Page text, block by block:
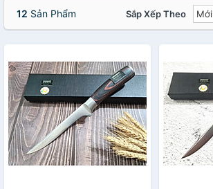
12 Sản Phẩm Sắp Xếp Theo